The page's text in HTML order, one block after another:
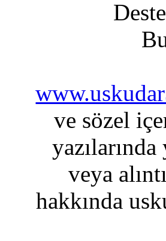
ve sözel
veya
hakkında